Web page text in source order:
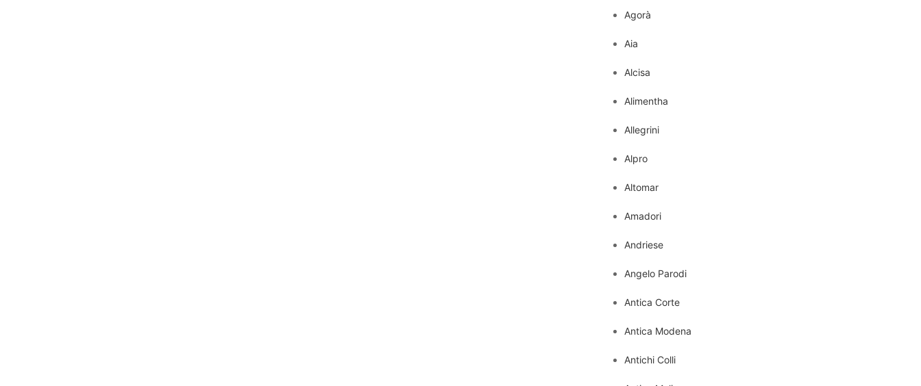
Agorà
Aia
Alcisa
Alimentha
Allegrini
Alpro
Altomar
Amadori
Andriese
Angelo Parodi
Antica Corte
Antica Modena
Antichi Colli